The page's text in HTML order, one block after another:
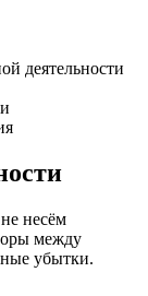
деятельности
несём
между
убытки.